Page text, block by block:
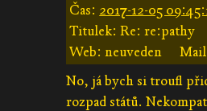
Čas: 2017-12-05
Titulek: Re: re:pathy
Web: neuveden
No, já bych si troufl
rozpad států.